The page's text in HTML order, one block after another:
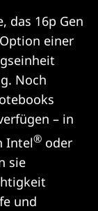
das 16p Gen
einer
Noch
– in
Intel® oder
sie
und